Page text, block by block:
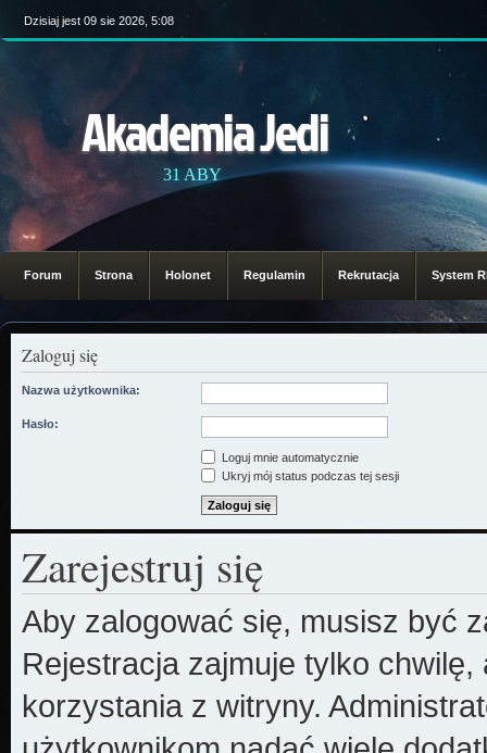
Dzisiaj jest 09 sie 2026, 5:08
Akademia Jedi
31 ABY
Forum Strona Holonet Regulamin Rekrutacja System
Zaloguj się
Nazwa użytkownika:
Hasło:
Loguj mnie automatycznie
Ukryj mój status podczas tej sesji
Zarejestruj się
Aby zalogować się, musisz być
Rejestracja zajmuje tylko
korzystania z witryny.